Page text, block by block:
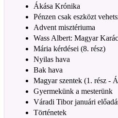
Ákása Krónika
Pénzen csak eszközt
Advent misztériuma
Wass Albert: Magyar
Mária kérdései (8. rész)
Nyilas hava
Bak hava
Magyar szentek (1. rész -
Gyermekünk a mesterünk
Váradi Tibor januári
Történetek